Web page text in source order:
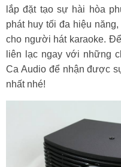
lắp đặt tạo sự hài hòa
phát huy tối đa hiệu
cho người hát karaoke.
liên lạc ngay với những
Ca Audio để nhận được
nhất nhé!